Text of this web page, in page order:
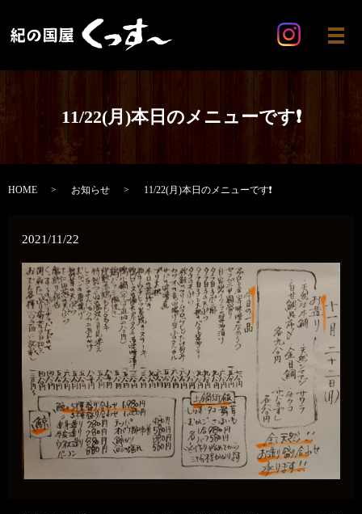
メ
11/22(月)本日のメニューです❗
HOME お知らせ 11/22(月)本日のメニューです❗
2021/11/22